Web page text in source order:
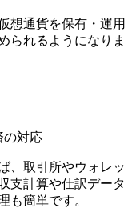
想通貨を保有・運用
られるようになりま
の対応
、取引所やウォレッ
支計算や仕訳データ
も簡単です。